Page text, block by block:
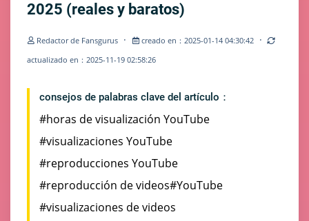
2025 (reales y baratos)
Redactor de Fansgurus · creado en：2025-01-14 04:30:42 ·
actualizado en：2025-11-19 02:58:26
consejos de palabras clave del artículo：
#horas de visualización YouTube
#visualizaciones YouTube
#reproducciones YouTube
#reproducción de videos#YouTube
#visualizaciones de videos